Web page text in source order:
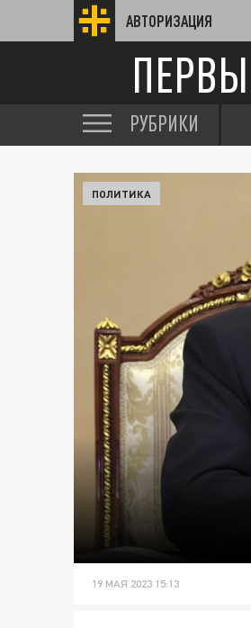
АВТОРИЗАЦИЯ
РУБРИКИ
ПОЛИТИКА
19 МАЯ 2023 15:13